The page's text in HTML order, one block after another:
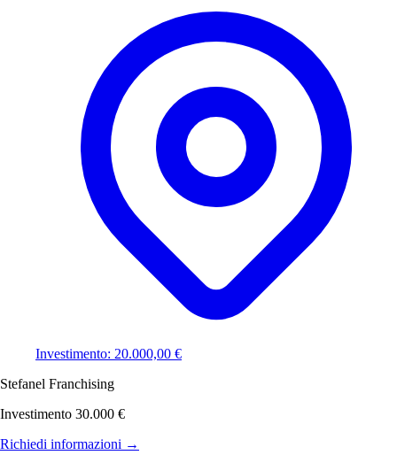
Investimento: 20.000,00 €
Stefanel Franchising
Investimento 30.000 €
Richiedi informazioni →